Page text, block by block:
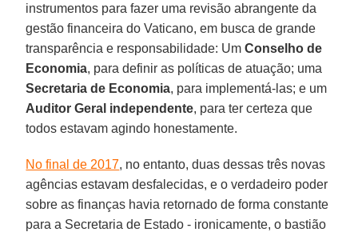
instrumentos para fazer uma revisão abrangente da
gestão financeira do Vaticano, em busca de grande
transparência e responsabilidade: UmConselho de
Economia, para definir as políticas de atuação; uma
Secretaria de Economia, para implementá-las; e um
Auditor Geral independente, para ter certeza que
todos estavam agindo honestamente.
No final de 2017, no entanto, duas dessas três novas
agências estavam desfalecidas, e o verdadeiro poder
sobre as finanças havia retornado de forma constante
para a Secretaria de Estado - ironicamente, o bastião